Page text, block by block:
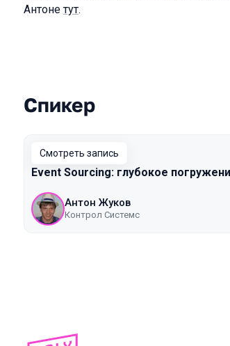
Антоне тут.
Выступления в сезоне
Спикер
Смотреть запись
Event Sourcing: глубокое
Антон Жуков
Контрол Системс